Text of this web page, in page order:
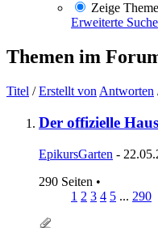
Zeige
Erweiterte Suche
Themen im
Titel /Erstellt von Antworten
Der offizielle
EpikursGarten -
290 Seiten •
1 2 3 4 5 ... 290